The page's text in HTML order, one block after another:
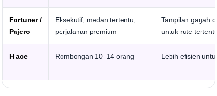
Fortuner /
Pajero
Eksekutif, medan tertentu,
perjalanan premium
Tampilan gagah
untuk rute
Hiace Rombongan 10–14 orang Lebih efisien